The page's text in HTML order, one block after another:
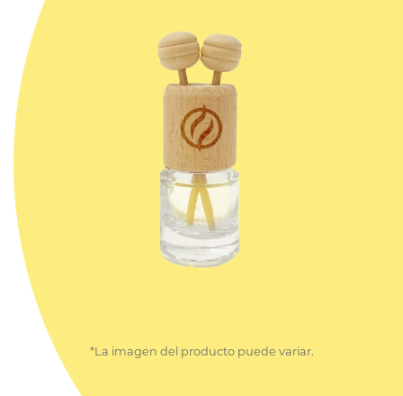
*La imagen del producto puede variar.